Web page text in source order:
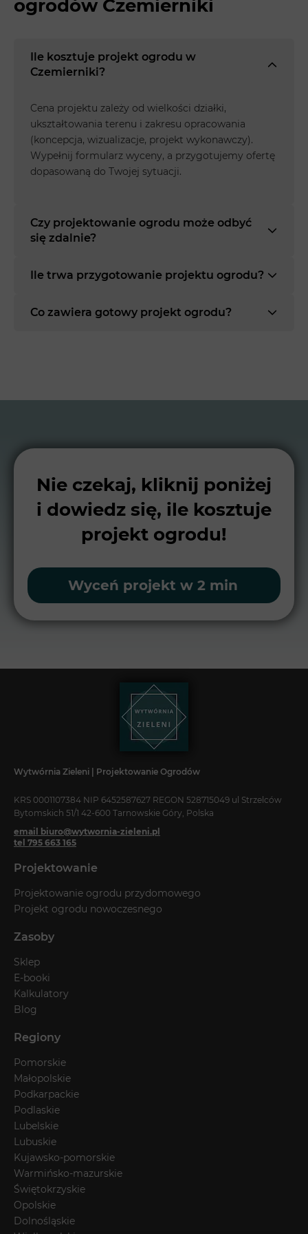
ogrodów Czemierniki
Ile kosztuje projekt ogrodu w
Czemierniki?
Cena projektu zależy od wielkości działki,
ukształtowania terenu i zakresu opracowania
(koncepcja, wizualizacje, projekt wykonawczy).
Wypełnij formularz wyceny, a przygotujemy ofertę
dopasowaną do Twojej sytuacji.
Czy projektowanie ogrodu może odbyć
się zdalnie?
Ile trwa przygotowanie projektu ogrodu?
Co zawiera gotowy projekt ogrodu?
Nie czekaj, kliknij poniżej
i dowiedz się, ile kosztuje
projekt ogrodu!
Wyceń projekt w 2 min
Wytwórnia Zieleni | Projektowanie Ogrodów
KRS 0001107384 NIP 6452587627 REGON 528715049 ul Strzelców
Bytomskich 51/1 42-600 Tarnowskie Góry, Polska
email biuro@wytwornia-zieleni.pl
tel 795 663 165
Projektowanie
Projektowanie ogrodu przydomowego
Projekt ogrodu nowoczesnego
Zasoby
Sklep
E-booki
Kalkulatory
Blog
Regiony
Pomorskie
Małopolskie
Podkarpackie
Podlaskie
Lubelskie
Lubuskie
Kujawsko-pomorskie
Warmińsko-mazurskie
Świętokrzyskie
Opolskie
Dolnośląskie